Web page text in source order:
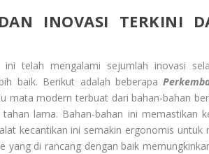
INOVASI TERKINI
ini telah mengalami sejumlah inovasi
baik. Berikut adalah beberapa
mata modern terbuat dari bahan-bahan
lama. Bahan-bahan ini memastikan
kecantikan ini semakin ergonomis
yang di rancang dengan baik